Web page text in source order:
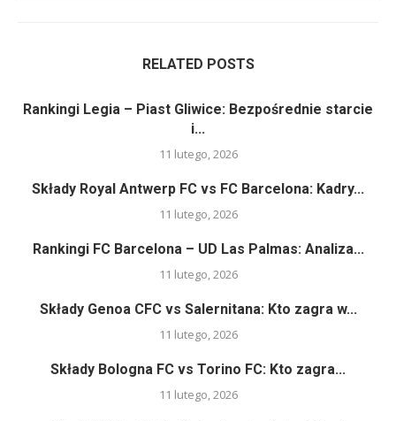
RELATED POSTS
Rankingi Legia – Piast Gliwice: Bezpośrednie starcie
i...
11 lutego, 2026
Składy Royal Antwerp FC vs FC Barcelona: Kadry...
11 lutego, 2026
Rankingi FC Barcelona – UD Las Palmas: Analiza...
11 lutego, 2026
Składy Genoa CFC vs Salernitana: Kto zagra w...
11 lutego, 2026
Składy Bologna FC vs Torino FC: Kto zagra...
11 lutego, 2026